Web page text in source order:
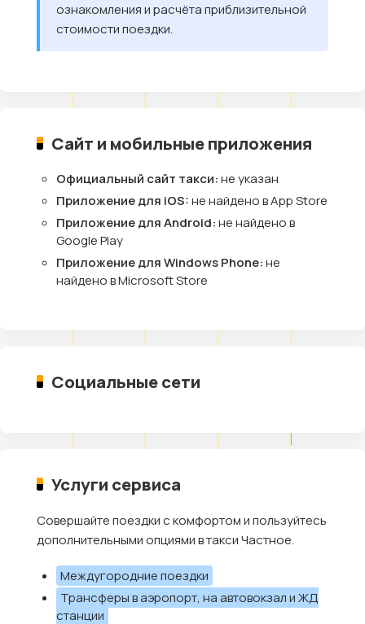
ознакомления и расчёта приблизительной
стоимости поездки.
Сайт и мобильные приложения
Официальный сайт такси:не указан
Приложение для iOS:не найдено в App Store
Приложение для Android:не найдено в
Google Play
Приложение для Windows Phone:не
найдено в Microsoft Store
Социальные сети
Услуги сервиса
Совершайте поездки с комфортом и пользуйтесь
дополнительными опциями в такси Частное.
Междугородние поездки
Трансферы в аэропорт, на автовокзал и ЖД
станции